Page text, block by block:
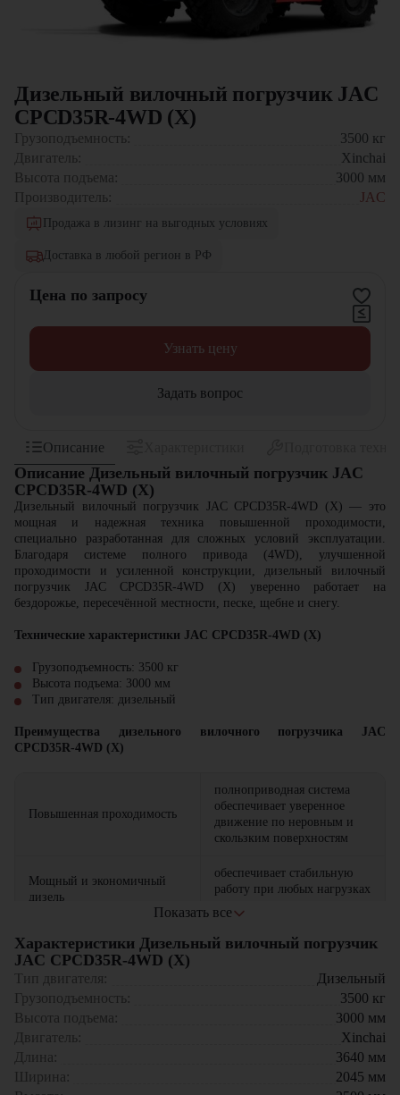
Дизельный вилочный погрузчик JAC
CPCD35R-4WD (X)
Грузоподъемность: 3500 кг
Двигатель:
Xinchai
Высота подъема:
3000 мм
Производитель:
JAC
Продажа в лизинг на выгодных условиях
Доставка в любой регион в РФ
Цена по запросу
Узнать цену
Задать вопрос
Описание
Описание Дизельный вилочный погрузчик JAC
CPCD35R-4WD (X)
Дизельный вилочный погрузчик JAC CPCD35R-4WD (X) — это
мощная и надежная техника повышенной проходимости,
специально разработанная для сложных условий эксплуатации.
Благодаря системе полного привода (4WD), улучшенной
проходимости и усиленной конструкции, дизельный вилочный
погрузчик JAC CPCD35R-4WD (X) уверенно работает на
бездорожье, пересечённой местности, песке, щебне и снегу.
Технические характеристики JAC CPCD35R-4WD (X)
Грузоподъемность: 3500 кг
Высота подъема: 3000 мм
Тип двигателя: дизельный
Преимущества дизельного вилочного погрузчика JAC
CPCD35R-4WD (X)
Повышенная проходимость
полноприводная система
обеспечивает уверенное
движение по неровным и
скользким поверхностям
Мощный и экономичный
дизель
обеспечивает стабильную
работу при любых нагрузках
Прочная конструкция
усиленная рама,
гарантируют надежность
Где применяется вилочный погрузчик JAC CPCD35R-4WD (X)?
Показать все
Характеристики Дизельный вилочный погрузчик
JAC CPCD35R-4WD (X)
Тип двигателя:
Дизельный
Грузоподъемность:
3500 кг
Высота подъема:
3000 мм
Двигатель:
Xinchai
Длина:
3640 мм
Ширина:
2045 мм